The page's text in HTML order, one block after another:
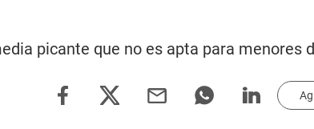
picante que no es apta para menores